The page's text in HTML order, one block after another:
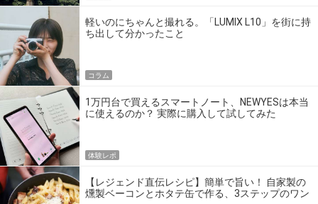
軽いのにちゃんと撮れる。「LUMIX L10」を街に持
ち出して分かったこと
コラム
1万円台で買えるスマートノート、NEWYESは本当
に使えるのか？ 実際に購入して試してみた
体験レポ
【レジェンド直伝レシピ】簡単で旨い！ 自家製の
燻製ベーコンとホタテ缶で作る、3ステップのワン